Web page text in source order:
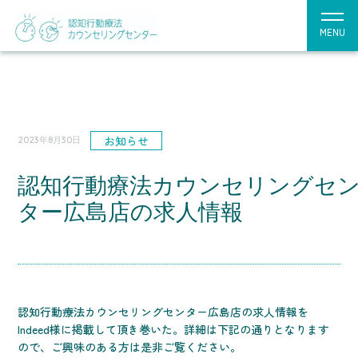
MENU
2023年8月30日 お知らせ
認知行動療法カウンセリングセ
ター広島店の求人情報
認知行動療法カウンセリングセンター広島店の求人情報を
Indeed様に掲載して頂き巻いた。詳細は下記の通りとなります
ので、ご興味のある方は是非ご覧ください。